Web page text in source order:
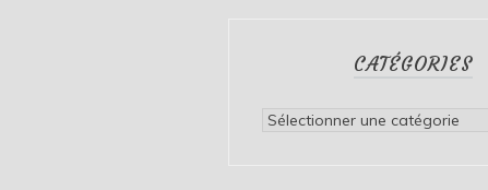
CATÉGORIES
Catégories